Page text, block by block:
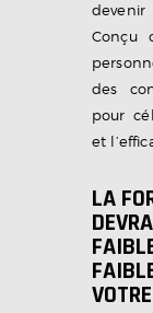
devenir
Conçu
des
pour
et
LA